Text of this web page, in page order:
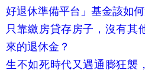
好退休準備平台」基金該如何
只靠繳房貸存房子，沒有其
來的退休金？
生不如死時代又遇通膨狂襲